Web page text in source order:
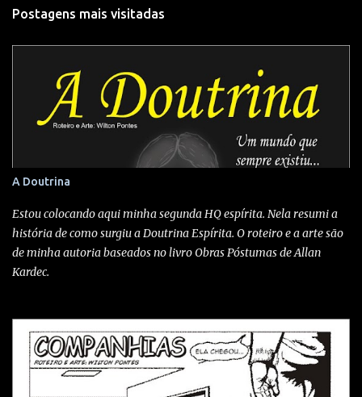
e
n
s
Postagens mais visitadas
A Doutrina
Estou colocando aqui minha segunda HQ espírita. Nela resumi a
história de como surgiu a Doutrina Espírita. O roteiro e a arte são
de minha autoria baseados no livro Obras Póstumas de Allan
Kardec.